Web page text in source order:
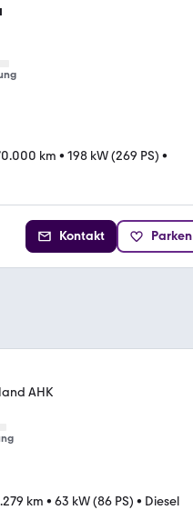
km • 198 kW (269 PS) •
Kontakt Parken
AHK
km • 63 kW (86 PS) • Diesel